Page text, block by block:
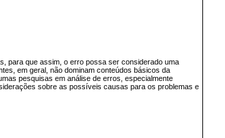
para que assim, o erro possa ser considerado uma
em geral, não dominam conteúdos básicos da
pesquisas em análise de erros, especialmente
sobre as possíveis causas para os problemas e